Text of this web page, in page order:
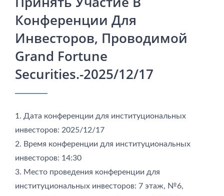
Конференции Для
Инвесторов, Проводимой
Grand Fortune
Securities.-2025/12/17
1. Дата конференции для институциональных
инвесторов: 2025/12/17
2. Время конференции для институциональных
инвесторов: 14:30
3. Место проведения конференции для
институциональных инвесторов: 7 этаж, №6,